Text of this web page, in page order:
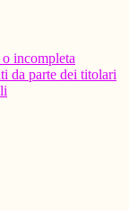
incompleta
da parte dei titolari